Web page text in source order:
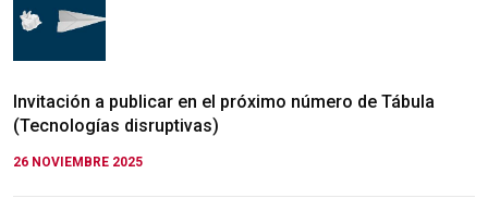
Invitación a publicar en el próximo número de Tábula
(Tecnologías disruptivas)
26 NOVIEMBRE 2025